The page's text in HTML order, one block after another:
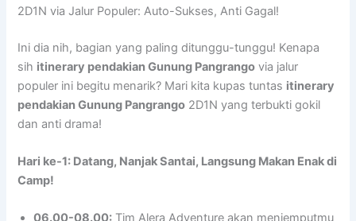
2D1N via Jalur Populer: Auto-Sukses, Anti Gagal!
Ini dia nih, bagian yang paling ditunggu-tunggu! Kenapa
sih itinerary pendakian Gunung Pangrango via jalur
populer ini begitu menarik? Mari kita kupas tuntas itinerary
pendakian Gunung Pangrango 2D1N yang terbukti gokil
dan anti drama!
Hari ke-1: Datang, Nanjak Santai, Langsung Makan Enak di
Camp!
06.00-08.00: Tim Alera Adventure akan menjemputmu